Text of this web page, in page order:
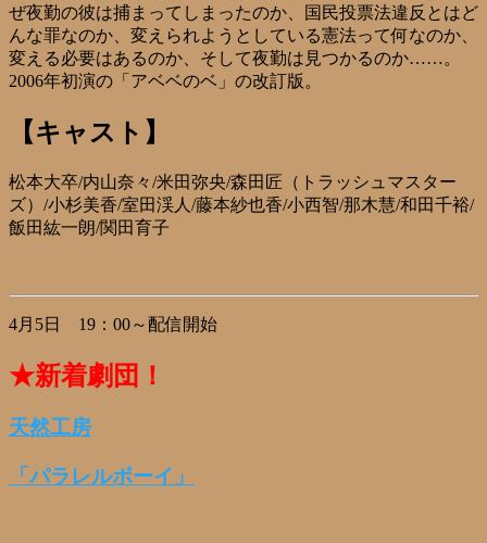
ぜ夜勤の彼は捕まってしまったのか、国民投票法違反とはど
んな罪なのか、変えられようとしている憲法って何なのか、
変える必要はあるのか、そして夜勤は見つかるのか……。
2006年初演の「アベベのベ」の改訂版。
【キャスト】
松本大卒/内山奈々/米田弥央/森田匠（トラッシュマスター
ズ）/小杉美香/室田渓人/藤本紗也香/小西智/那木慧/和田千裕/
飯田紘一朗/関田育子
4月5日 19：00～配信開始
★新着劇団！
天然工房
「パラレルボーイ」